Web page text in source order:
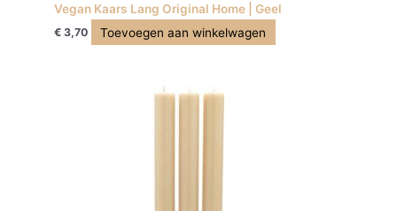
Vegan Kaars Lang Original Home | Geel
€ 3,70 Toevoegen aan winkelwagen